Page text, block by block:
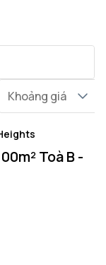
Khoảng giá
Toà B -